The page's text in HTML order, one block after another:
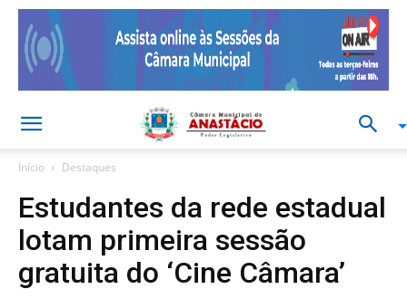
Início Destaques
Estudantes da rede estadual
lotam primeira sessão
gratuita do ‘Cine Câmara’